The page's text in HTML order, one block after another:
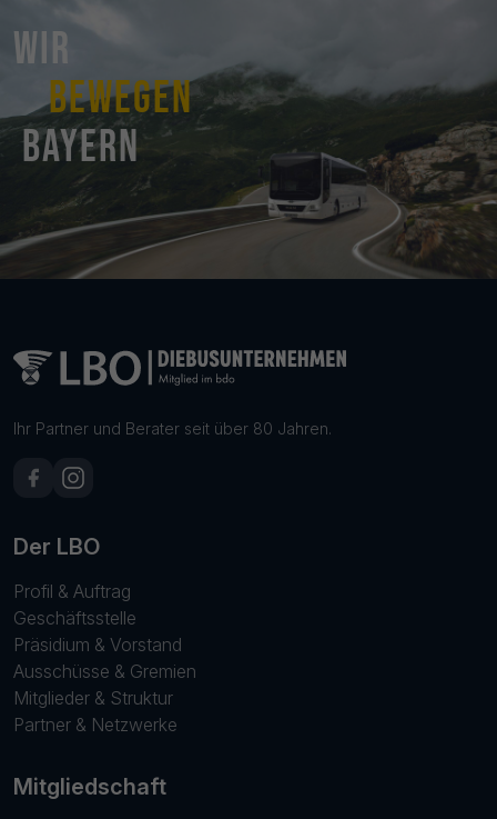
Wir
bewegen
Bayern
Ihr Partner und Berater seit über 80 Jahren.
Der LBO
Profil & Auftrag
Geschäftsstelle
Präsidium & Vorstand
Ausschüsse & Gremien
Mitglieder & Struktur
Partner & Netzwerke
Mitgliedschaft